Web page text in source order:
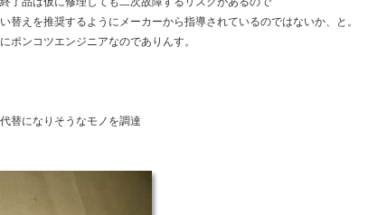
替えを推奨するようにメーカーから指導されているのではないか、と。
ポンコツエンジニアなのでありんす。
替になりそうなモノを調達